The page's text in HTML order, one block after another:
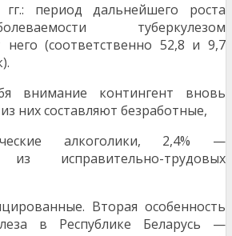
период дальнейшего роста
туберкулезом
(соответственно 52,8 и 9,7
внимание контингент вновь
них составляют безработные,
алкоголики, 2,4% —
исправительно-трудовых
Вторая особенность
в Республике Беларусь —